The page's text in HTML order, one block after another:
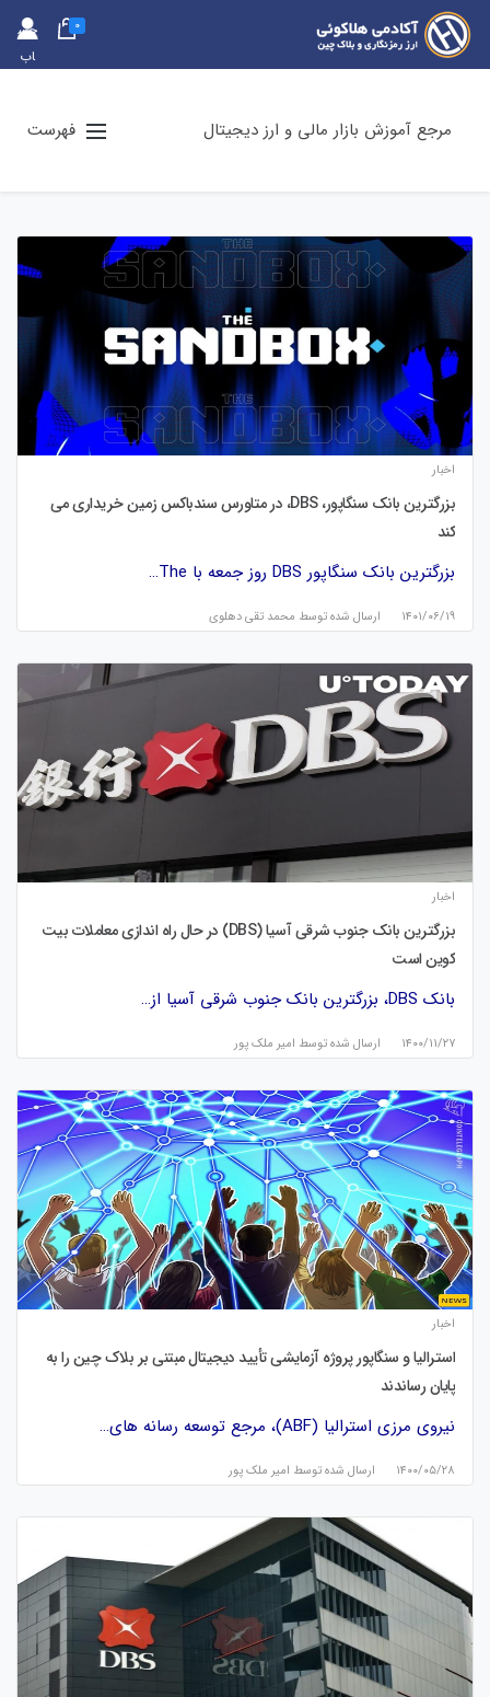
حس
اب
0
مرجع آموزش بازار مالی و ارز دیجیتال فهرست
اخبار
بزرگترین بانک سنگاپور، DBS، در متاورس سندباکس زمین خریداری می
کند
بزرگترین بانک سنگاپور DBS روز جمعه با The…
۱۴۰۱/۰۶/۱۹ ارسال شده توسط محمد تقی دهلوی
اخبار
بزرگترین بانک جنوب شرقی آسیا (DBS) در حال راه اندازی معاملات بیت
کوین است
بانک DBS، بزرگترین بانک جنوب شرقی آسیا از…
۱۴۰۰/۱۱/۲۷ ارسال شده توسط امیر ملک پور
اخبار
استرالیا و سنگاپور پروژه آزمایشی تأیید دیجیتال مبتنی بر بلاک چین را به
پایان رساندند
نیروی مرزی استرالیا (ABF)، مرجع توسعه رسانه های…
۱۴۰۰/۰۵/۲۸ ارسال شده توسط امیر ملک پور